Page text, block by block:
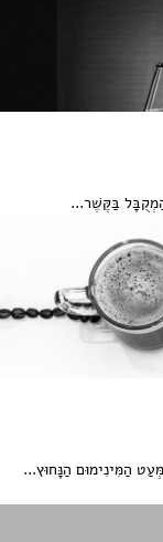
בַּקֶּשֶׁר...
הַמִּינִימוּם הַנָּחוּץ...